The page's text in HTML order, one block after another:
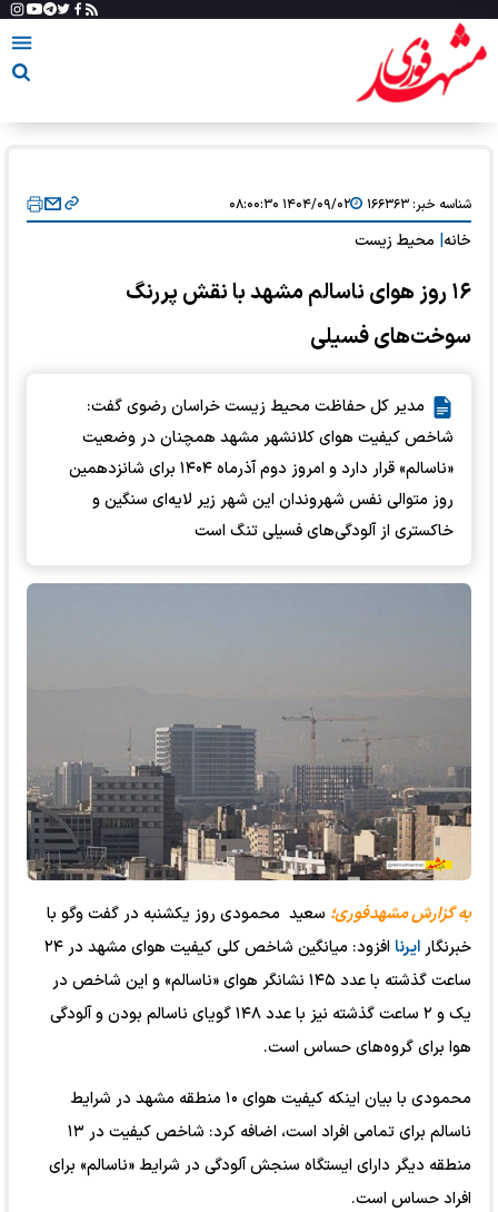
شناسه خبر:۱۶۶۳۶۳ ۱۴۰۴/۰۹/۰۲ ۰۸:۰۰:۳۰
خانه محیط زیست
۱۶ روز هوای ناسالم مشهد با نقش پررنگ
سوخت‌های فسیلی
مدیر کل حفاظت محیط زیست خراسان رضوی گفت:
شاخص کیفیت هوای کلانشهر مشهد همچنان در وضعیت
«ناسالم» قرار دارد و امروز دوم آذرماه ۱۴۰۴ برای شانزدهمین
روز متوالی نفس شهروندان این شهر زیر لایه‌ای سنگین و
خاکستری از آلودگی‌های فسیلی تنگ است
به گزارش مشهدفوری؛ سعید محمودی روز یکشنبه در گفت وگو با
خبرنگار ایرنا
افزود: میانگین شاخص کلی کیفیت هوای مشهد در ۲۴
ساعت گذشته با عدد ۱۴۵ نشانگر هوای «ناسالم» و این شاخص در
یک و ۲ ساعت گذشته نیز با عدد ۱۴۸ گویای ناسالم بودن و آلودگی
هوا برای گروه‌های حساس است.
محمودی با بیان اینکه کیفیت هوای ۱۰ منطقه مشهد در شرایط
ناسالم برای تمامی افراد است، اضافه کرد: شاخص کیفیت در ۱۳
منطقه دیگر دارای ایستگاه سنجش آلودگی در شرایط «ناسالم» برای
افراد حساس است.